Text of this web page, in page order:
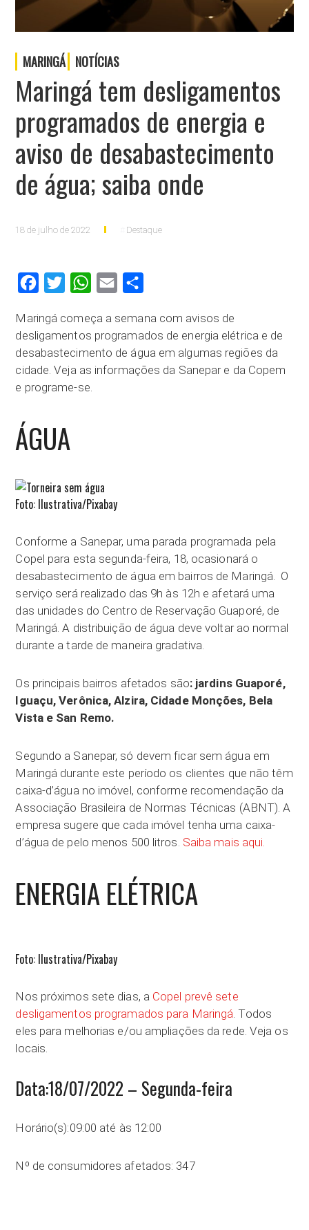
MARINGÁ NOTÍCIAS
Maringá tem desligamentos
programados de energia e
aviso de desabastecimento
de água; saiba onde
18 de julho de 2022 Destaque
FacebookTwitter WhatsApp
Email
Maringá começa a semana com avisos de
desligamentos programados de energia elétrica e de
desabastecimento de água em algumas regiões da
cidade. Veja as informações da Sanepar e da Copem
e programe-se.
ÁGUA
Foto: Ilustrativa/Pixabay
Conforme a Sanepar, uma parada programada pela
Copel para esta segunda-feira, 18, ocasionará o
desabastecimento de água em bairros de Maringá. O
serviço será realizado das 9h às 12h e afetará uma
das unidades do Centro de Reservação Guaporé, de
Maringá. A distribuição de água deve voltar ao normal
durante a tarde de maneira gradativa.
Os principais bairros afetados são: jardins Guaporé,
Iguaçu, Verônica, Alzira, Cidade Monções, Bela
Vista e San Remo.
Segundo a Sanepar, só devem ficar sem água em
Maringá durante este período os clientes que não têm
caixa-d’água no imóvel, conforme recomendação da
Associação Brasileira de Normas Técnicas (ABNT). A
empresa sugere que cada imóvel tenha uma caixa-
d’água de pelo menos 500 litros. Saiba mais aqui.
ENERGIA ELÉTRICA
Foto: Ilustrativa/Pixabay
Nos próximos sete dias, a Copel prevê sete
desligamentos programados para Maringá . Todos
eles para melhorias e/ou ampliações da rede. Veja os
locais.
Data:18/07/2022 – Segunda-feira
Horário(s):09:00 até às 12:00
Nº de consumidores afetados: 347